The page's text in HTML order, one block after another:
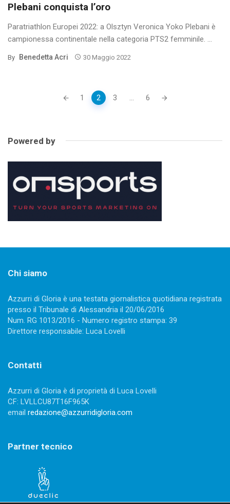
Plebani conquista l’oro
Paratriathlon Europei 2022: a Olsztyn Veronica Yoko Plebani è
campionessa continentale nella categoria PTS2 femminile. ...
By Benedetta Acri 30 Maggio 2022
1 2 3 ... 6
Powered by
Chi siamo
Azzurri di Gloria è una testata giornalistica quotidiana registrata
presso il Tribunale di Alessandria il 20/06/2016
Num. RG 1013/2016 - Numero registro stampa: 39
Direttore responsabile: Luca Lovelli
Contatti
Azzurri di Gloria è di proprietà di Luca Lovelli
CF: LVLLCU87T16F965K
email redazione@azzurridigloria.com
Partner tecnico